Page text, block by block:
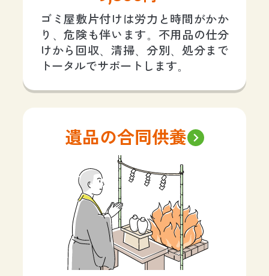
ゴミ屋敷片付けは労力と時間がかか
り、危険も伴います。不用品の仕分
けから回収、清掃、分別、処分まで
トータルでサポートします。
遺品の合同供養